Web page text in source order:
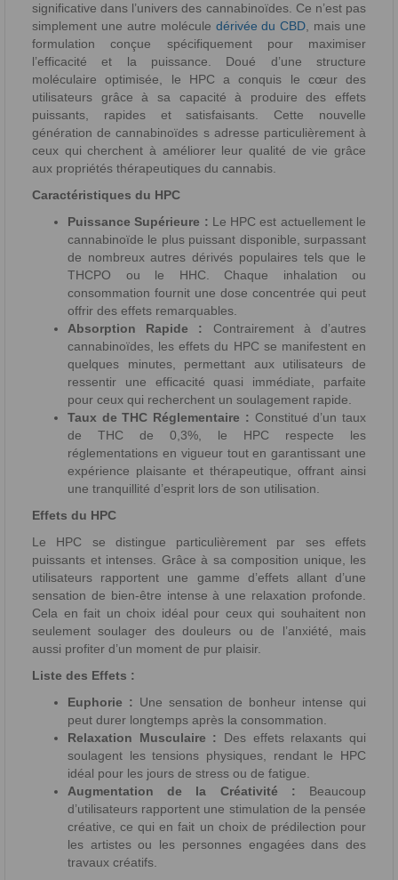
significative dans l’univers des cannabinoïdes. Ce n’est pas
simplement une autre molécule dérivée du CBD , mais une
formulation conçue spécifiquement pour maximiser
l’efficacité et la puissance. Doué d’une structure
moléculaire optimisée, le HPC a conquis le cœur des
utilisateurs grâce à sa capacité à produire des effets
puissants, rapides et satisfaisants. Cette nouvelle
génération de cannabinoïdes s adresse particulièrement à
ceux qui cherchent à améliorer leur qualité de vie grâce
aux propriétés thérapeutiques du cannabis.
Caractéristiques du HPC
Puissance Supérieure : Le HPC est actuellement le
cannabinoïde le plus puissant disponible, surpassant
de nombreux autres dérivés populaires tels que le
THCPO ou le HHC. Chaque inhalation ou
consommation fournit une dose concentrée qui peut
offrir des effets remarquables.
Absorption Rapide : Contrairement à d’autres
cannabinoïdes, les effets du HPC se manifestent en
quelques minutes, permettant aux utilisateurs de
ressentir une efficacité quasi immédiate, parfaite
pour ceux qui recherchent un soulagement rapide.
Taux de THC Réglementaire : Constitué d’un taux
de THC de 0,3%, le HPC respecte les
réglementations en vigueur tout en garantissant une
expérience plaisante et thérapeutique, offrant ainsi
une tranquillité d’esprit lors de son utilisation.
Effets du HPC
Le HPC se distingue particulièrement par ses effets
puissants et intenses. Grâce à sa composition unique, les
utilisateurs rapportent une gamme d’effets allant d’une
sensation de bien-être intense à une relaxation profonde.
Cela en fait un choix idéal pour ceux qui souhaitent non
seulement soulager des douleurs ou de l’anxiété, mais
aussi profiter d’un moment de pur plaisir.
Liste des Effets :
Euphorie : Une sensation de bonheur intense qui
peut durer longtemps après la consommation.
Relaxation Musculaire : Des effets relaxants qui
soulagent les tensions physiques, rendant le HPC
idéal pour les jours de stress ou de fatigue.
Augmentation de la Créativité : Beaucoup
d’utilisateurs rapportent une stimulation de la pensée
créative, ce qui en fait un choix de prédilection pour
les artistes ou les personnes engagées dans des
travaux créatifs.